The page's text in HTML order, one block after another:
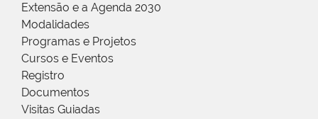
Extensão e a Agenda 2030
Modalidades
Programas e Projetos
Cursos e Eventos
Registro
Documentos
Visitas Guiadas